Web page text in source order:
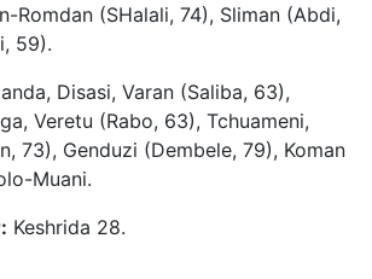
Romdan (SHalali, 74), Sliman (Abdi,
59).
Disasi, Varan (Saliba, 63),
Veretu (Rabo, 63), Tchuameni,
73), Genduzi (Dembele, 79), Koman
Muani.
Keshrida 28.